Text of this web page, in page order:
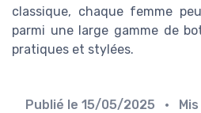
classique, chaque femme
parmi une large gamme de
pratiques et stylées.
Publié le 15/05/2025 •